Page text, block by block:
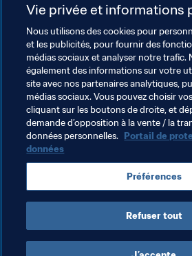
engagement de notre part. Je
devrait tenter l’expérience ».
Bima adresse également un
monde entier : « Pour nous, rien
que vous devez faire, c’est
finirez par les réaliser ».
Thèmes en lien
Volontaires Indonesia AFC
Vie privée et informations
Nous utilisons des cookies pour
et les publicités, pour fournir des
médias sociaux et analyser notre trafic.
également des informations sur votre
site avec nos partenaires analytiques,
médias sociaux. Vous pouvez choisir
cliquant sur les boutons de droite, et
demande d’opposition à la vente / la
données personnelles. Portail de
données
Préférences
Refuser tout